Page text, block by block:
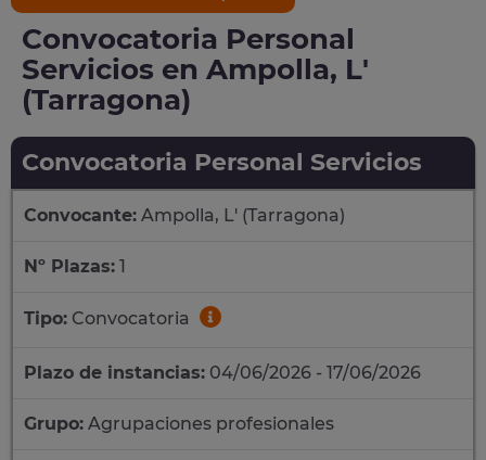
Convocatoria Personal
Servicios en Ampolla, L'
(Tarragona)
Convocatoria Personal Servicios
Convocante: Ampolla, L' (Tarragona)
Nº Plazas: 1
Tipo: Convocatoria
Plazo de instancias: 04/06/2026 - 17/06/2026
Grupo: Agrupaciones profesionales